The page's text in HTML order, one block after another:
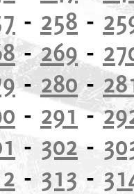
- 258 -
-269 -
- 280-
- 291-
- 302 -
- 313 -